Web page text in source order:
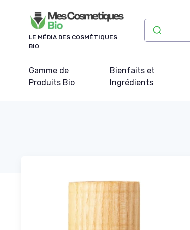
LE MÉDIA DES COSMÉTIQUES
BIO
Gamme de
Produits Bio
Bienfaits et
Ingrédients